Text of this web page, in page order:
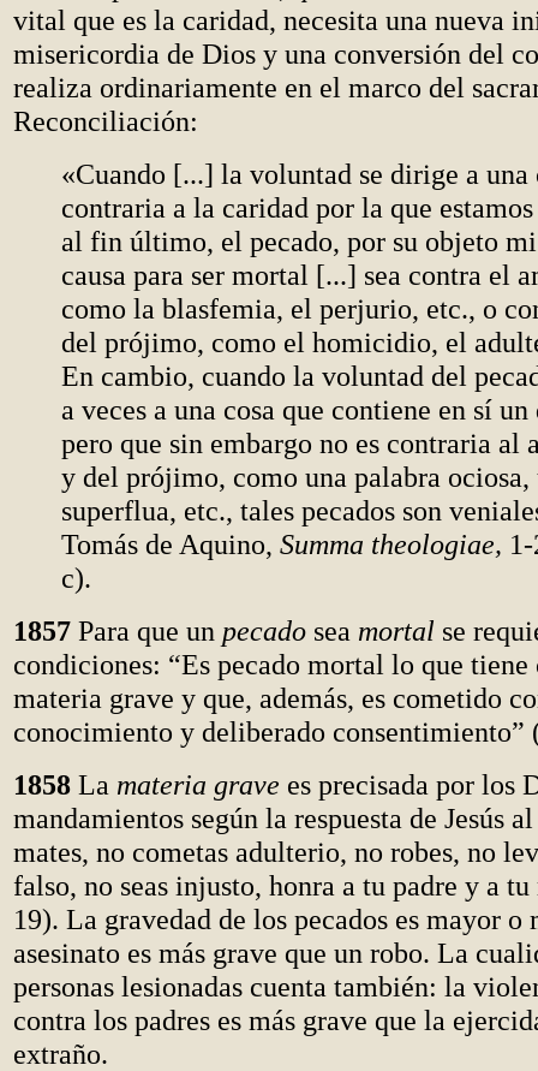
vital que es la caridad, necesita una nueva
misericordia de Dios y una conversión del
realiza ordinariamente en el marco del
Reconciliación:
«Cuando [...] la voluntad se dirige a una
contraria a la caridad por la que
al fin último, el pecado, por su objeto
causa para ser mortal [...] sea contra el
como la blasfemia, el perjurio, etc., o
del prójimo, como el homicidio, el
En cambio, cuando la voluntad del
a veces a una cosa que contiene en sí un
pero que sin embargo no es contraria al
y del prójimo, como una palabra ociosa,
superflua, etc., tales pecados son
Tomás de Aquino, Summa theologiae,
c).
1857 Para que un pecado sea mortal se
condiciones: “Es pecado mortal lo que
materia grave y que, además, es cometido
conocimiento y deliberado consentimiento”
1858 La materia grave es precisada por los
mandamientos según la respuesta de Jesús
mates, no cometas adulterio, no robes, no
falso, no seas injusto, honra a tu padre y a tu
19). La gravedad de los pecados es mayor o
asesinato es más grave que un robo. La
personas lesionadas cuenta también: la
contra los padres es más grave que la
extraño.